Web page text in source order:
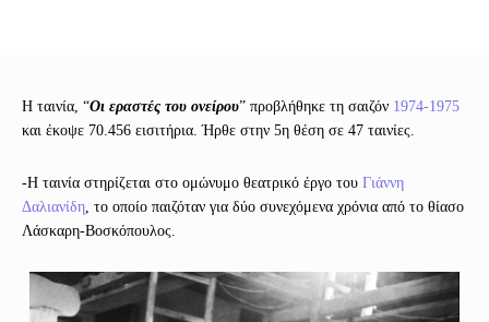
Η ταινία, “Οι εραστές του ονείρου” προβλήθηκε τη σαιζόν 1974-1975
και έκοψε 70.456 εισιτήρια. Ήρθε στην 5η θέση σε 47 ταινίες.
-Η ταινία στηρίζεται στο ομώνυμο θεατρικό έργο του Γιάννη
Δαλιανίδη , το οποίο παιζόταν για δύο συνεχόμενα χρόνια από το θίασο
Λάσκαρη-Βοσκόπουλος.